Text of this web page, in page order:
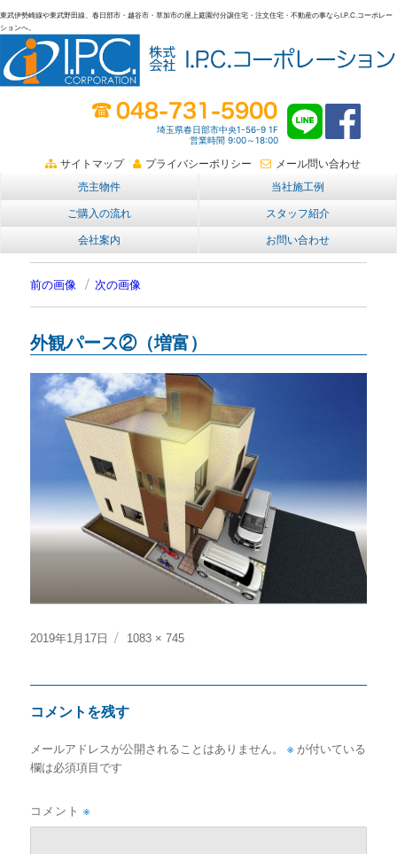
東武伊勢崎線や東武野田線、春日部市・越谷市・草加市の屋上庭園付分譲住宅・注文住宅・不動産の事ならI.P.C.コーポレー
ションへ。
春日部・越谷・草加の不動産。I.P.C.コーポレーション。屋上庭園も
埼玉県春日部市中央1-56-9 1F
営業時間 9:00～18:00
サイトマップ プライバシーポリシー
メール問い合わせ
売主物件
当社施工例
ご購入の流れ スタッフ紹介
会社案内 お問い合わせ
前の画像 次の画像
外観パース②（増富）
投
2019年1月17日
フ
ズ
1083 × 745
コメントを残す
メールアドレスが公開されることはありません。 ※ が付いている
欄は必須項目です
コメント※